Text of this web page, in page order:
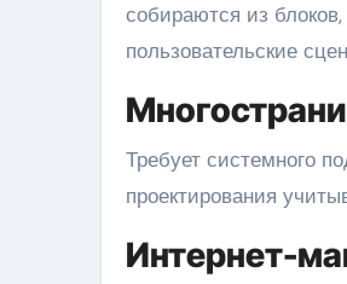
собираются из
пользовательские
Требует системного
проектирования
Интернет-